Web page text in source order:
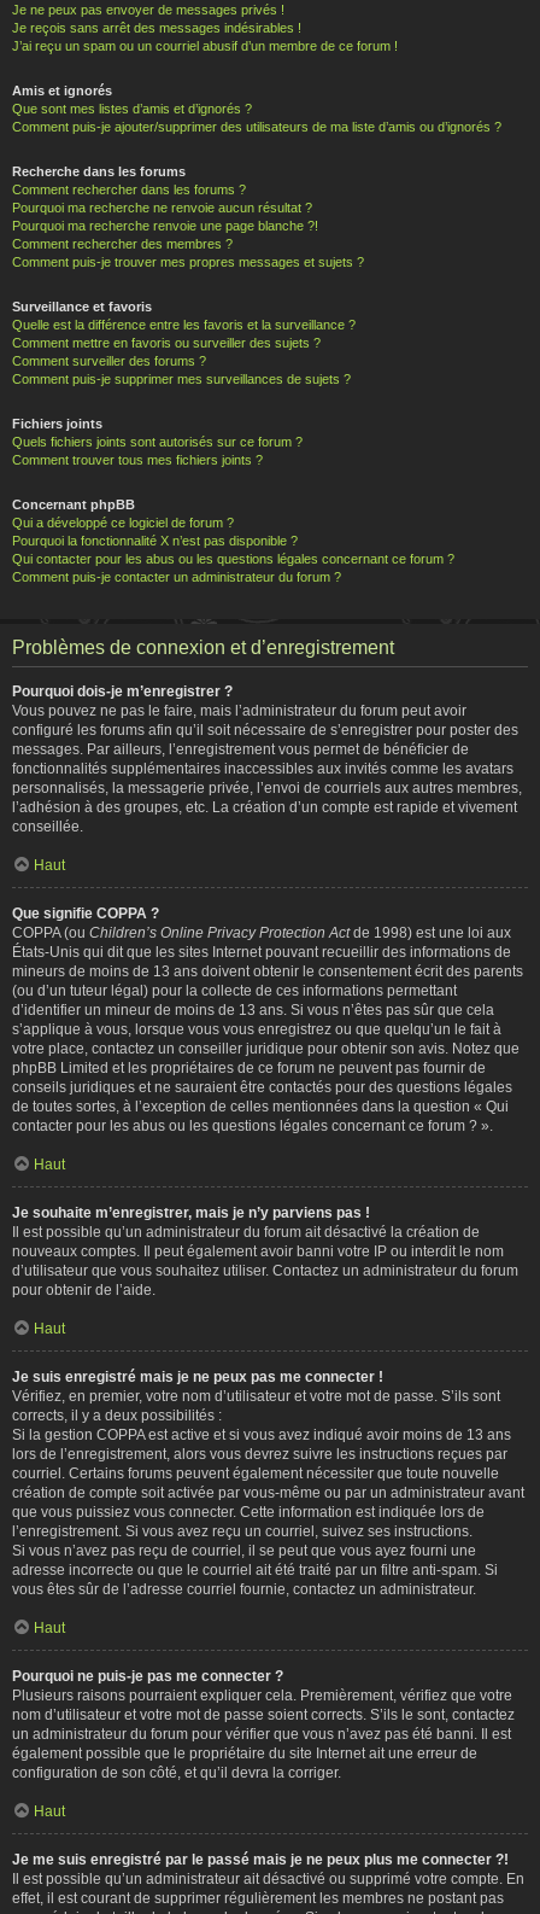
Je ne peux pas envoyer de messages privés !
Je reçois sans arrêt des messages indésirables !
J’ai reçu un spam ou un courriel abusif d’un membre de ce forum !
Amis et ignorés
Que sont mes listes d’amis et d’ignorés ?
Comment puis-je ajouter/supprimer des utilisateurs de ma liste d’amis ou d’ignorés ?
Recherche dans les forums
Comment rechercher dans les forums ?
Pourquoi ma recherche ne renvoie aucun résultat ?
Pourquoi ma recherche renvoie une page blanche ?!
Comment rechercher des membres ?
Comment puis-je trouver mes propres messages et sujets ?
Surveillance et favoris
Quelle est la différence entre les favoris et la surveillance ?
Comment mettre en favoris ou surveiller des sujets ?
Comment surveiller des forums ?
Comment puis-je supprimer mes surveillances de sujets ?
Fichiers joints
Quels fichiers joints sont autorisés sur ce forum ?
Comment trouver tous mes fichiers joints ?
Concernant phpBB
Qui a développé ce logiciel de forum ?
Pourquoi la fonctionnalité X n’est pas disponible ?
Qui contacter pour les abus ou les questions légales concernant ce forum ?
Comment puis-je contacter un administrateur du forum ?
Problèmes de connexion et d’enregistrement
Pourquoi dois-je m’enregistrer ?
Vous pouvez ne pas le faire, mais l’administrateur du forum peut avoir
configuré les forums afin qu’il soit nécessaire de s’enregistrer pour poster des
messages. Par ailleurs, l’enregistrement vous permet de bénéficier de
fonctionnalités supplémentaires inaccessibles aux invités comme les avatars
personnalisés, la messagerie privée, l’envoi de courriels aux autres membres,
l’adhésion à des groupes, etc. La création d’un compte est rapide et vivement
conseillée.
Haut
Que signifie COPPA ?
COPPA (ou Children’s Online Privacy Protection Actde 1998) est une loi aux
États-Unis qui dit que les sites Internet pouvant recueillir des informations de
mineurs de moins de 13 ans doivent obtenir le consentement écrit des parents
(ou d’un tuteur légal) pour la collecte de ces informations permettant
d’identifier un mineur de moins de 13 ans. Si vous n’êtes pas sûr que cela
s’applique à vous, lorsque vous vous enregistrez ou que quelqu’un le fait à
votre place, contactez un conseiller juridique pour obtenir son avis. Notez que
phpBB Limited et les propriétaires de ce forum ne peuvent pas fournir de
conseils juridiques et ne sauraient être contactés pour des questions légales
de toutes sortes, à l’exception de celles mentionnées dans la question « Qui
contacter pour les abus ou les questions légales concernant ce forum ? ».
Haut
Je souhaite m’enregistrer, mais je n’y parviens pas !
Il est possible qu’un administrateur du forum ait désactivé la création de
nouveaux comptes. Il peut également avoir banni votre IP ou interdit le nom
d’utilisateur que vous souhaitez utiliser. Contactez un administrateur du forum
pour obtenir de l’aide.
Haut
Je suis enregistré mais je ne peux pas me connecter !
Vérifiez, en premier, votre nom d’utilisateur et votre mot de passe. S’ils sont
corrects, il y a deux possibilités :
Si la gestion COPPA est active et si vous avez indiqué avoir moins de 13 ans
lors de l’enregistrement, alors vous devrez suivre les instructions reçues par
courriel. Certains forums peuvent également nécessiter que toute nouvelle
création de compte soit activée par vous-même ou par un administrateur avant
que vous puissiez vous connecter. Cette information est indiquée lors de
l’enregistrement. Si vous avez reçu un courriel, suivez ses instructions.
Si vous n’avez pas reçu de courriel, il se peut que vous ayez fourni une
adresse incorrecte ou que le courriel ait été traité par un filtre anti-spam. Si
vous êtes sûr de l’adresse courriel fournie, contactez un administrateur.
Haut
Pourquoi ne puis-je pas me connecter ?
Plusieurs raisons pourraient expliquer cela. Premièrement, vérifiez que votre
nom d’utilisateur et votre mot de passe soient corrects. S’ils le sont, contactez
un administrateur du forum pour vérifier que vous n’avez pas été banni. Il est
également possible que le propriétaire du site Internet ait une erreur de
configuration de son côté, et qu’il devra la corriger.
Haut
Je me suis enregistré par le passé mais je ne peux plus me connecter ?!
Il est possible qu’un administrateur ait désactivé ou supprimé votre compte. En
effet, il est courant de supprimer régulièrement les membres ne postant pas